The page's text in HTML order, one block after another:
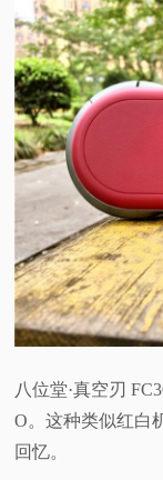
八位堂·真空刃
O。这种类似红白
回忆。